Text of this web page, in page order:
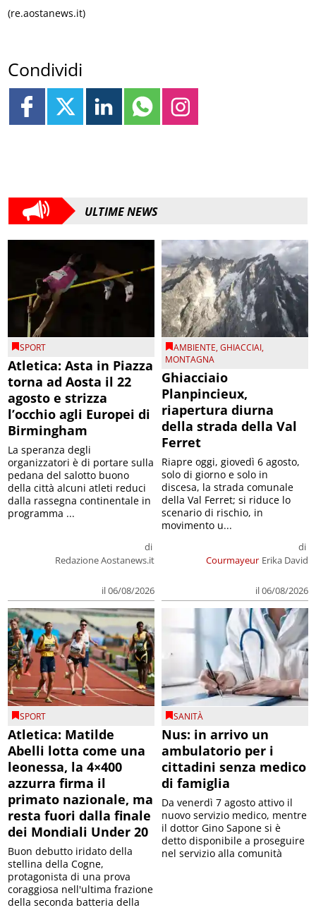
(re.aostanews.it)
Condividi
ULTIME NEWS
SPORT
Atletica: Asta in Piazza
torna ad Aosta il 22
agosto e strizza
l’occhio agli Europei di
Birmingham
di
Redazione Aostanews.it
il 06/08/2026
La speranza degli
organizzatori è di portare sulla
pedana del salotto buono
della città alcuni atleti reduci
dalla rassegna continentale in
programma ...
AMBIENTE,GHIACCIAI,
MONTAGNA
Ghiacciaio
Planpincieux,
riapertura diurna
della strada della Val
Ferret
Courmayeur
di
Erika David
il 06/08/2026
Riapre oggi, giovedì 6 agosto,
solo di giorno e solo in
discesa, la strada comunale
della Val Ferret; si riduce lo
scenario di rischio, in
movimento u...
SPORT
Atletica: Matilde
Abelli lotta come una
leonessa, la 4×400
azzurra firma il
primato nazionale, ma
resta fuori dalla finale
dei Mondiali Under 20
Buon debutto iridato della
stellina della Cogne,
protagonista di una prova
coraggiosa nell'ultima frazione
della seconda batteria della
SANITÀ
Nus: in arrivo un
ambulatorio per i
cittadini senza medico
di famiglia
Da venerdì 7 agosto attivo il
nuovo servizio medico, mentre
il dottor Gino Sapone si è
detto disponibile a proseguire
nel servizio alla comunità